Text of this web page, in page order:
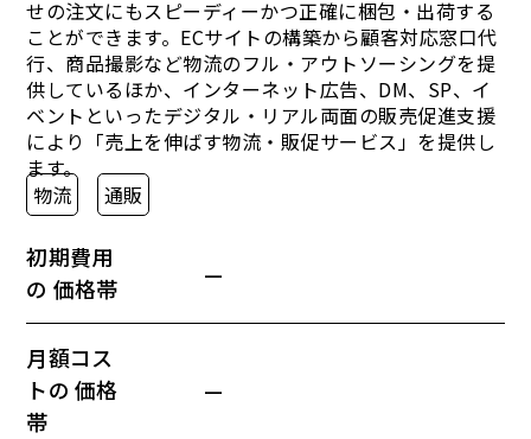
せの注文にもスピーディーかつ正確に梱包・出荷する
ことができます。ECサイトの構築から顧客対応窓口代
行、商品撮影など物流のフル・アウトソーシングを提
供しているほか、インターネット広告、DM、SP、イ
ベントといったデジタル・リアル両面の販売促進支援
により「売上を伸ばす物流・販促サービス」を提供し
ます。
物流
通販
初期費用
の 価格帯
—
月額コス
トの 価格
帯
—